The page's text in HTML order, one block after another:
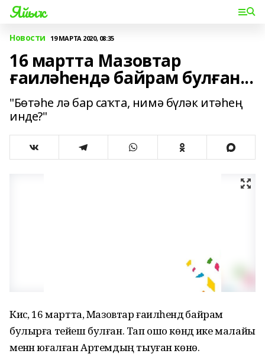
Яйыҡ
Новости 19 МАРТА 2020, 08:35
16 мартта Мазовтар
ғаиләһендә байрам булған...
"Бөтәһе лә бар саҡта, нимә бүләк итәһең
инде?"
Кисә, 16 мартта, Мазовтар ғаиләһендә байрам
булырға тейеш булған. Тап ошо көндә ике малайы
менән юғалған Артемдың тыуған көнө.